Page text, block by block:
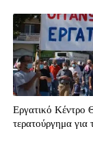
Εργατικό Κέντρο
τερατούργημα για